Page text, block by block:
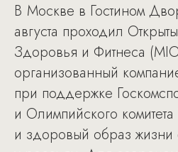
В Москве в Гостином
августа проходил
Здоровья и Фитнеса
организованный
при поддержке
и Олимпийского
и здоровый образ жизни